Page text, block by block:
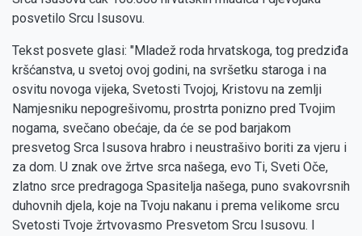
posvetilo Srcu Isusovu.
Tekst posvete glasi: "Mladež roda hrvatskoga, tog predziđa
kršćanstva, u svetoj ovoj godini, na svršetku staroga i na
osvitu novoga vijeka, Svetosti Tvojoj, Kristovu na zemlji
Namjesniku nepogrešivomu, prostrta ponizno pred Tvojim
nogama, svečano obećaje, da će se pod barjakom
presvetog Srca Isusova hrabro i neustrašivo boriti za vjeru i
za dom. U znak ove žrtve srca našega, evo Ti, Sveti Oče,
zlatno srce predragoga Spasitelja našega, puno svakovrsnih
duhovnih djela, koje na Tvoju nakanu i prema velikome srcu
Svetosti Tvoje žrtvovasmo Presvetom Srcu Isusovu. I